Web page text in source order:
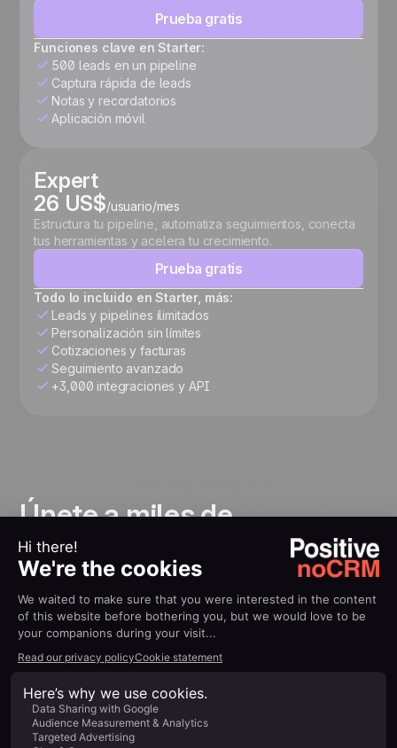
Prueba gratis
Funciones clave en Starter:
500 leads en un pipeline
Captura rápida de leads
Notas y recordatorios
Aplicación móvil
Expert
26 US$/usuario/mes
Estructura tu pipeline, automatiza seguimientos, conecta
tus herramientas y acelera tu crecimiento.
Prueba gratis
Todo lo incluido en Starter, más:
Leads y pipelines ilimitados
Personalización sin límites
Cotizaciones y facturas
Seguimiento avanzado
+3,000 integraciones y API
Únete a miles de
independientes que cierran
más negocios con noCRM
De profesionales independientes y negocios en
crecimiento a equipos consolidados, empresas en más
de 80 países confían en noCRM para actuar, cerrar
negocios y crecer más rápido.
¡Una herramienta que el
equipo finalmente puede